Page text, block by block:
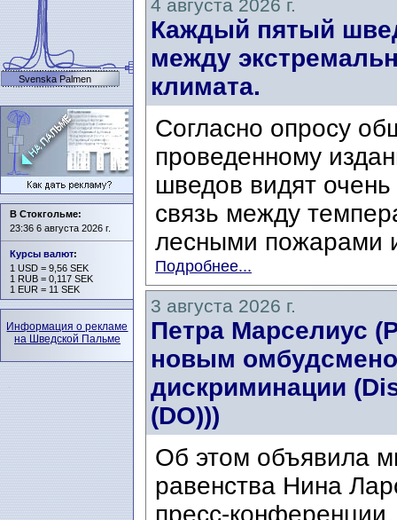
4 августа 2026 г.
Каждый пятый
между
климата.
Согласно опросу
проведенному
шведов видят
связь между
лесными пожарами
Подробнее...
3 августа 2026 г.
Петра Марселиус
новым
дискриминации
(DO)))
Об этом объявила
равенства Нина
пресс-
Svenska Palmen
В Стокгольме:
23:36 6 августа 2026 г.
Курсы валют:
1 USD = 9,56 SEK
1 RUB = 0,117 SEK
1 EUR = 11 SEK
Информация о рекламе
на Шведской Пальме